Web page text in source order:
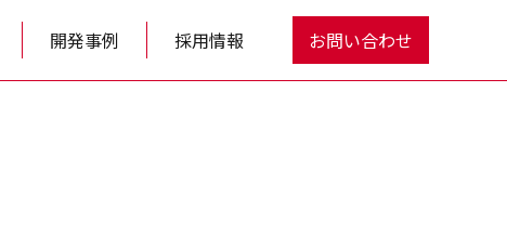
開発事例 採用情報 お問い合わせ